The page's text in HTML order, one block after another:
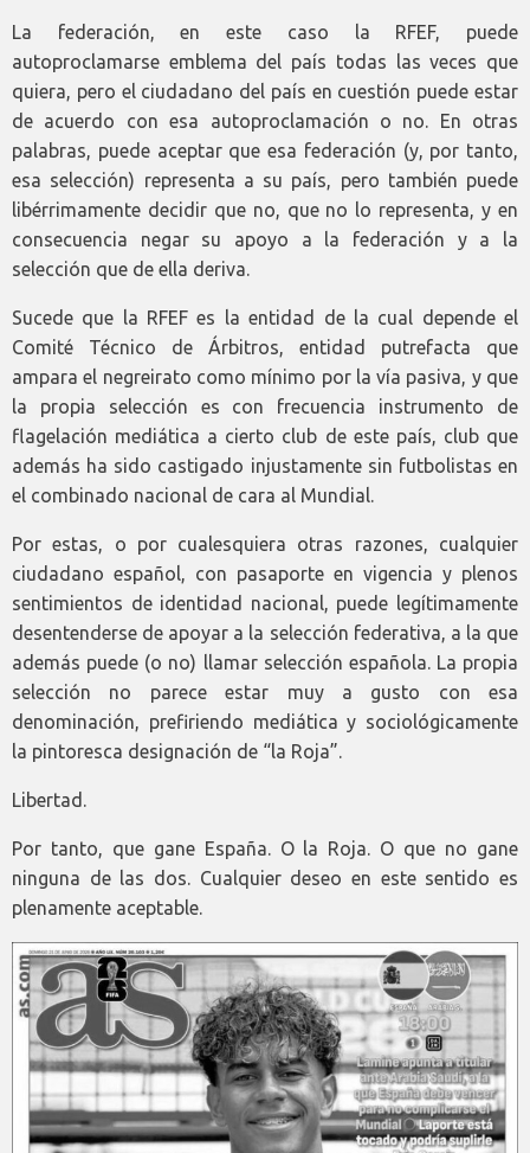
La federación, en este caso la RFEF, puede
autoproclamarse emblema del país todas las veces que
quiera, pero el ciudadano del país en cuestión puede estar
de acuerdo con esa autoproclamación o no. En otras
palabras, puede aceptar que esa federación (y, por tanto,
esa selección) representa a su país, pero también puede
libérrimamente decidir que no, que no lo representa, y en
consecuencia negar su apoyo a la federación y a la
selección que de ella deriva.
Sucede que la RFEF es la entidad de la cual depende el
Comité Técnico de Árbitros, entidad putrefacta que
ampara el negreirato como mínimo por la vía pasiva, y que
la propia selección es con frecuencia instrumento de
flagelación mediática a cierto club de este país, club que
además ha sido castigado injustamente sin futbolistas en
el combinado nacional de cara al Mundial.
Por estas, o por cualesquiera otras razones, cualquier
ciudadano español, con pasaporte en vigencia y plenos
sentimientos de identidad nacional, puede legítimamente
desentenderse de apoyar a la selección federativa, a la que
además puede (o no) llamar selección española. La propia
selección no parece estar muy a gusto con esa
denominación, prefiriendo mediática y sociológicamente
la pintoresca designación de “la Roja”.
Libertad.
Por tanto, que gane España. O la Roja. O que no gane
ninguna de las dos. Cualquier deseo en este sentido es
plenamente aceptable.